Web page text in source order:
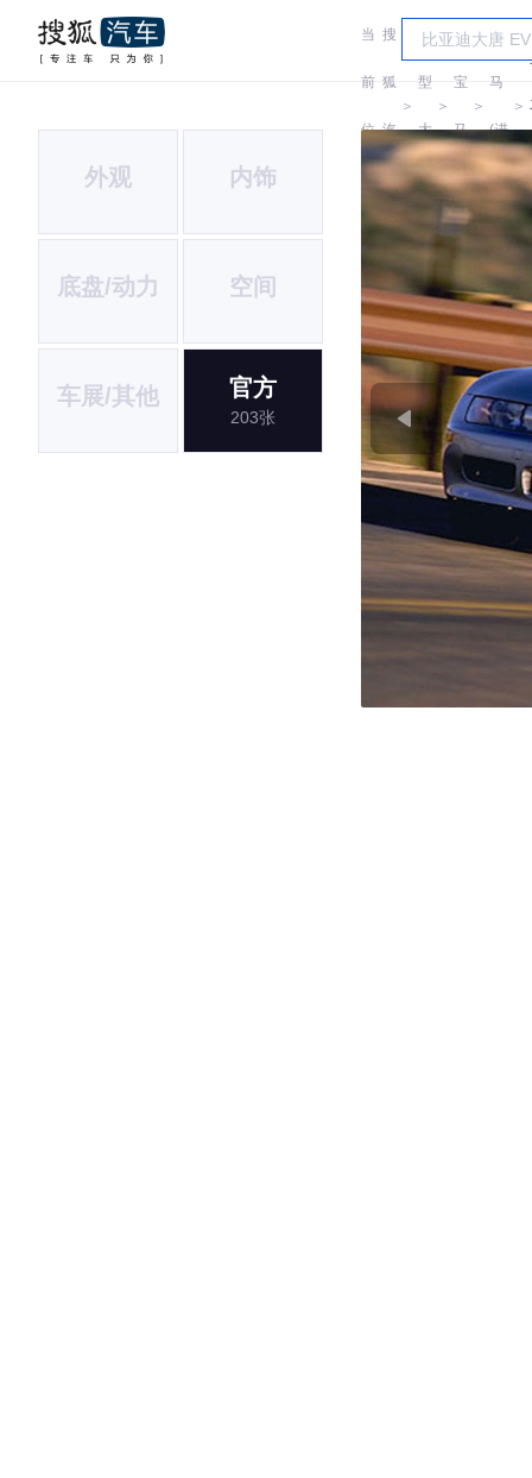
当
前
位
置:
搜
狐
汽
＞
车
型
大
全
＞
宝
马
＞
宝
马
(进
口)
＞
外观 内饰
底盘/动力 空间
车展/其他 官方
203张